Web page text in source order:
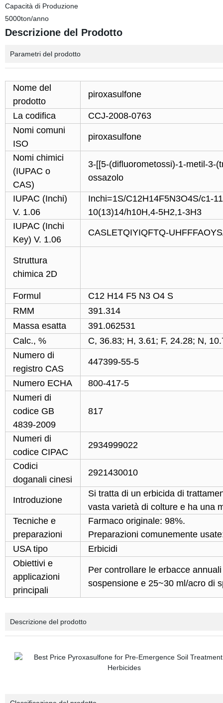
Capacità di Produzione
5000ton/anno
Descrizione del Prodotto
Parametri del prodotto
Nome del
prodotto
piroxasulfone
La codifica
CCJ-2008-0763
Nomi comuni
ISO
piroxasulfone
Nomi chimici
(IUPAC o
CAS)
3-[[5-(difluorometossi)-1-metil-3-
ossazolo
IUPAC (Inchi)
V. 1.06
Inchi=1S/C12H14F5N3O4S/c1-
10(13)14/h10H,4-5H2,1-3H3
IUPAC (Inchi
Key) V. 1.06
CASLETQIYIQFTQ-
Struttura
chimica 2D
Formul
C12 H14 F5 N3 O4 S
RMM
391.314
Massa esatta
391.062531
Calc., %
C, 36.83; H, 3.61; F, 24.28; N,
Numero di
registro CAS
447399-55-5
Numero ECHA
800-417-5
Numeri di
codice GB
4839-2009
817
Numeri di
codice CIPAC
2934999022
Codici
doganali cinesi
2921430010
Introduzione
Si tratta di un erbicida di
vasta varietà di colture e ha una
Tecniche e
preparazioni
Farmaco originale: 98%.
Preparazioni comunemente
USA tipo
Erbicidi
Obiettivi e
applicazioni
principali
Per controllare le erbacce
sospensione e 25~30 ml/acro di
Descrizione del prodotto